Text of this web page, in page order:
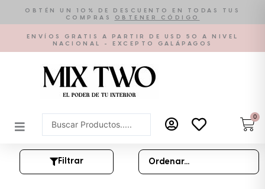
contenido
OBTÉN UN 10% DE DESCUENTO EN TODAS TUS
COMPRAS
OBTENER CÓDIGO
ENVÍOS GRATIS A PARTIR DE USD 50 A NIVEL
NACIONAL - EXCEPTO GALÁPAGOS
Search
...
0
Filtrar